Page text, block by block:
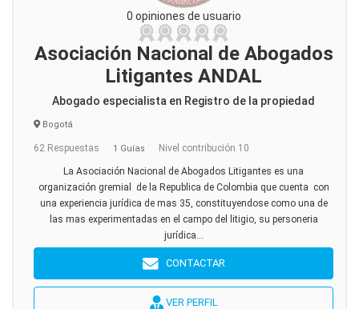
0 opiniones de usuario
Asociación Nacional de Abogados
Litigantes ANDAL
Abogado especialista en Registro de la propiedad
Bogotá
62 Respuestas 1 Guías Nivel contribución 10
La Asociación Nacional de Abogados Litigantes es una
organización gremial de la Republica de Colombia que cuenta con
una experiencia jurídica de mas 35, constituyendose como una de
las mas experimentadas en el campo del litigio, su personeria
jurídica...
CONTACTAR
VER PERFIL